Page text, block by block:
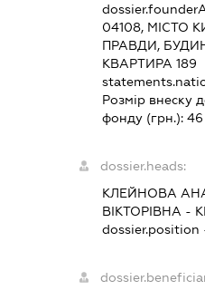
04108, МІСТО
ПРАВДИ,
КВАРТИРА 189
Розмір внеску
фонду (грн.):46
dossier.heads:
КЛЕЙНОВА
ВІКТОРІВНА -
dossier.position